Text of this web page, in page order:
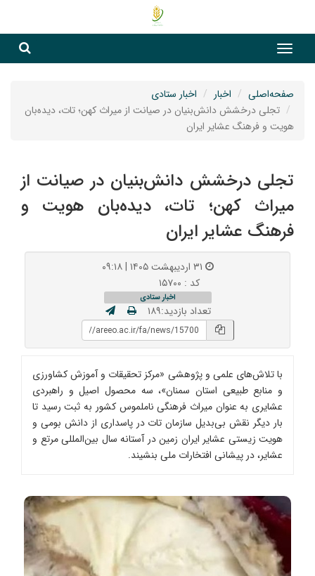
صفحه‌اصلی اخبار
اخبار ستادی
تجلی درخشش دانش‌بنیان در صیانت از میراث کهن؛ تات، دیده‌بان
هویت و فرهنگ عشایر ایران
تجلی درخشش دانش‌بنیان در صیانت از
میراث کهن؛ تات، دیده‌بان هویت و
فرهنگ عشایر ایران
کد : ۱۵۷۰۰
اخبار ستادی
تعداد بازدید:۱۸۹
با تلاش‌های علمی و پژوهشی «مرکز تحقیقات و آموزش کشاورزی
و منابع طبیعی استان سمنان»، سه محصول اصیل و راهبردی
عشایری به عنوان میراث فرهنگی ناملموس کشور به ثبت رسید تا
بار دیگر نقش بی‌بدیل سازمان تات در پاسداری از دانش بومی و
هویت زیستی عشایر ایران زمین در آستانه سال بین‌المللی مرتع و
عشایر، در پیشانی افتخارات ملی بنشیند.